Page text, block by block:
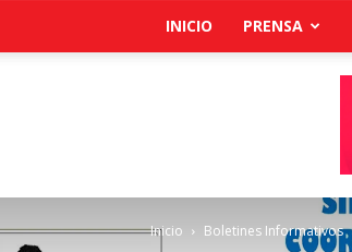
INICIO PRENSA
Inicio Boletines Informativos